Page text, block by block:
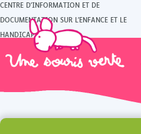
CENTRE D'INFORMATION ET DE
DOCUMENTATION SUR L'ENFANCE ET LE
HANDICAP